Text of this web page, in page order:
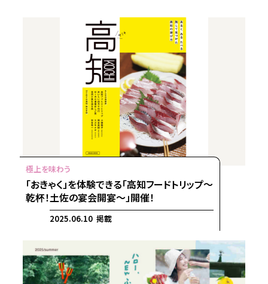
「おきゃく」を体験できる「高知フードトリップ～
乾杯！土佐の宴会開宴～」開催！
2025.06.10 掲載